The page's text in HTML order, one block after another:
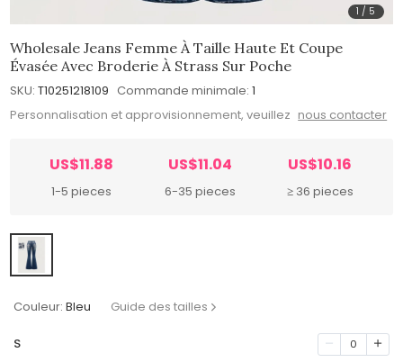
1 / 5
Wholesale Jeans Femme À Taille Haute Et Coupe
Évasée Avec Broderie À Strass Sur Poche
SKU: T10251218109 Commande minimale: 1
Personnalisation et approvisionnement, veuillez nous contacter
US$11.88
1-5 pieces
US$11.04
6-35 pieces
US$10.16
≥ 36 pieces
Couleur: Bleu Guide des tailles
S 0